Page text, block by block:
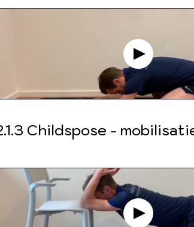
Childspose -